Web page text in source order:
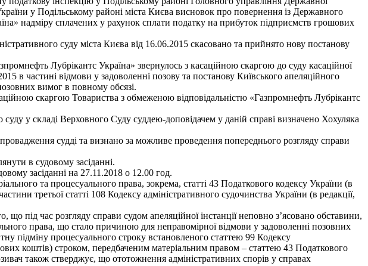
у Подільському районі міста Києва висновок про повернення із Державного
надміру сплачених у рахунок сплати податку на прибуток підприємств грошових
суду міста Києва від 16.06.2015 скасовано та прийнято нову постанову
Лубрікантс Україна» звернулось з касаційною скаргою до суду касаційної
в частині відмови у задоволенні позову та постанову Київського апеляційного
вимог в повному обсязі.
скаргою Товариства з обмеженою відповідальністю «Газпромнефть Лубрікантс
у складі Верховного Суду суддею-доповідачем у даній справі визначено Хохуляка
судді та визнано за можливе проведення попереднього розгляду справи
в судовому засіданні.
засіданні на 27.11.2018 о 12.00 год.
та процесуального права, зокрема, статті 43 Податкового кодексу України (в
третьої статті 108 Кодексу адміністративного судочинства України (в редакції,
під час розгляду справи судом апеляційної інстанції неповно з’ясовано обставини,
права, що стало причиною для неправомірної відмови у задоволенні позовних
підміну процесуального строку встановленого статтею 99 Кодексу
коштів) строком, передбаченим матеріальним правом – статтею 43 Податкового
також стверджує, що ототожнення адміністративних спорів у справах